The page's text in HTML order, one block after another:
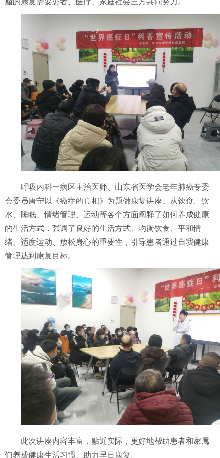
瘤的康复需要患者、医疗、家庭社会三方共同努力。
呼吸内科一病区主治医师、山东省医学会老年肺癌专委
会委员 唐宁 以《癌症的真相》为题做康复讲座。从饮食、饮
水、睡眠、情绪管理、运动等各个方面阐释了如何养成健康
的生活方式，强调了良好的生活方式、均衡饮食、平和情
绪、适度运动、放松身心的重要性，引导患者通过自我健康
管理达到康复目标。
此次讲座内容丰富，贴近实际，更好地帮助患者和家属
们养成健康生活习惯、助力早日康复。